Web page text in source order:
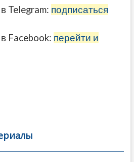
Telegram: подписаться
Facebook: перейти и